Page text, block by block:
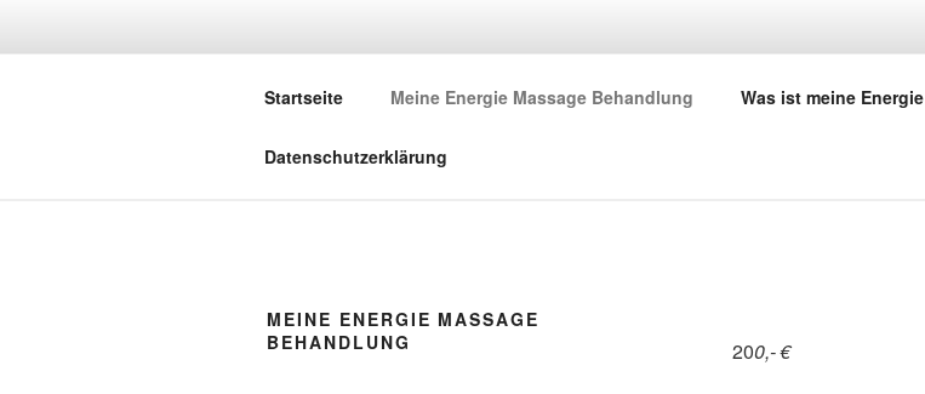
MEINE ENERGIE
Startseite Meine Energie Massage Behandlung Was ist meine
Datenschutzerklärung
MEINE ENERGIE MASSAGE
BEHANDLUNG
200,- €